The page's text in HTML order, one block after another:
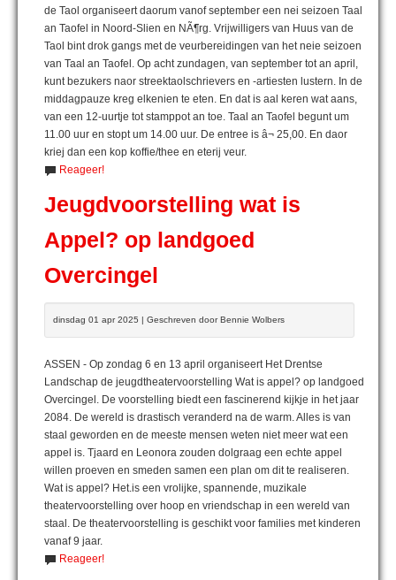
de Taol organiseert daorum vanof september een nei seizoen Taal
an Taofel in Noord-Slien en NÃ¶rg. Vrijwilligers van Huus van de
Taol bint drok gangs met de veurbereidingen van het neie seizoen
van Taal an Taofel. Op acht zundagen, van september tot an april,
kunt bezukers naor streektaolschrievers en -artiesten lustern. In de
middagpauze kreg elkenien te eten. En dat is aal keren wat aans,
van een 12-uurtje tot stamppot an toe. Taal an Taofel begunt um
11.00 uur en stopt um 14.00 uur. De entree is â¬ 25,00. En daor
kriej dan een kop koffie/thee en eterij veur.
Reageer!
Jeugdvoorstelling wat is
Appel? op landgoed
Overcingel
dinsdag 01 apr 2025 | Geschreven door Bennie Wolbers
ASSEN - Op zondag 6 en 13 april organiseert Het Drentse
Landschap de jeugdtheatervoorstelling Wat is appel? op landgoed
Overcingel. De voorstelling biedt een fascinerend kijkje in het jaar
2084. De wereld is drastisch veranderd na de warm. Alles is van
staal geworden en de meeste mensen weten niet meer wat een
appel is. Tjaard en Leonora zouden dolgraag een echte appel
willen proeven en smeden samen een plan om dit te realiseren.
Wat is appel? Het.is een vrolijke, spannende, muzikale
theatervoorstelling over hoop en vriendschap in een wereld van
staal. De theatervoorstelling is geschikt voor families met kinderen
vanaf 9 jaar.
Reageer!